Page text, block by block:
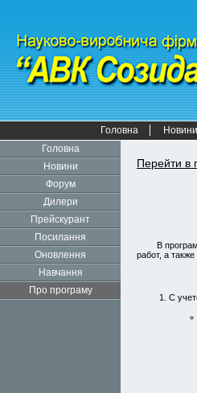
Головна Новини
Головна
Новини
Форум
Дилери
Прейскурант
Посилання
Оновлення
Навчання
Про програму
Перейти в
В
работ, а
С